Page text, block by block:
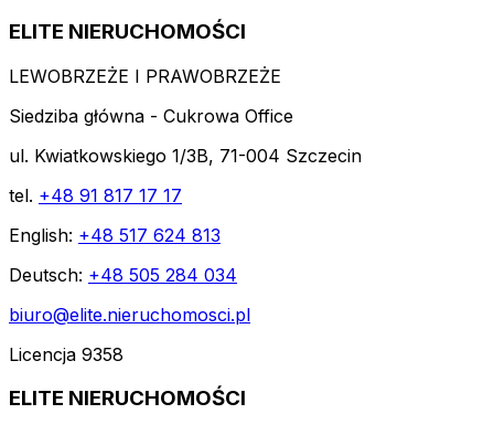
ELITE NIERUCHOMOŚCI
LEWOBRZEŻE I PRAWOBRZEŻE
Siedziba główna - Cukrowa Office
ul. Kwiatkowskiego 1/3B, 71-004 Szczecin
tel. +48 91 817 17 17
English: +48 517 624 813
Deutsch: +48 505 284 034
biuro@elite.nieruchomosci.pl
Licencja 9358
ELITE NIERUCHOMOŚCI